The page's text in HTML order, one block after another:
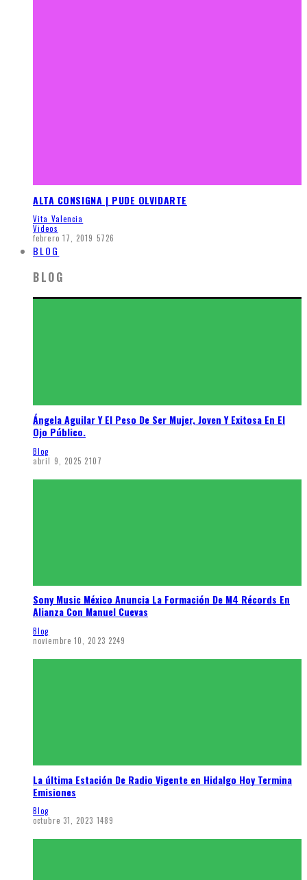
ALTA CONSIGNA | PUDE OLVIDARTE
Vita Valencia
Videos
febrero 17, 2019 5726
BLOG
BLOG
Ángela Aguilar Y El Peso De Ser Mujer, Joven Y Exitosa En El
Ojo Público.
Blog
abril 9, 2025 2107
Sony Music México Anuncia La Formación De M4 Récords En
Alianza Con Manuel Cuevas
Blog
noviembre 10, 2023 2249
La última Estación De Radio Vigente en Hidalgo Hoy Termina
Emisiones
Blog
octubre 31, 2023 1489